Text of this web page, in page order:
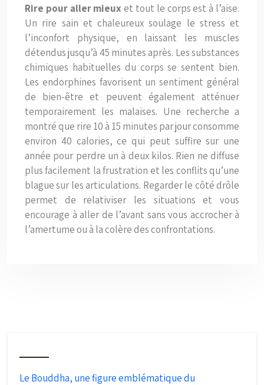
Rire pour aller mieuxet tout le corps est à l’aise.
Un rire sain et chaleureux soulage le stress et
l’inconfort physique, en laissant les muscles
détendus jusqu’à 45 minutes après. Les substances
chimiques habituelles du corps se sentent bien.
Les endorphines favorisent un sentiment général
de bien-être et peuvent également atténuer
temporairement les malaises. Une recherche a
montré que rire 10 à 15 minutes par jour consomme
environ 40 calories, ce qui peut suffire sur une
année pour perdre un à deux kilos. Rien ne diffuse
plus facilement la frustration et les conflits qu’une
blague sur les articulations. Regarder le côté drôle
permet de relativiser les situations et vous
encourage à aller de l’avant sans vous accrocher à
l’amertume ou à la colère des confrontations.
Le Bouddha, une figure emblématique du